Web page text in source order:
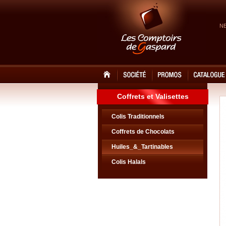
Coffrets et Valisettes
Colis Traditionnels
Coffrets de Chocolats
Huiles_&_Tartinables
Colis Halals